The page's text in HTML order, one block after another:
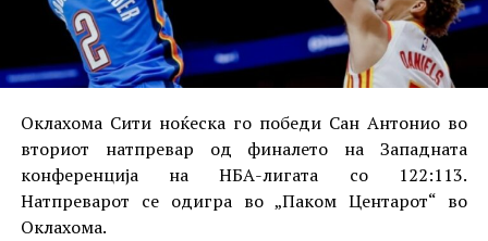
Оклахома Сити ноќеска го победи Сан Антонио во
вториот натпревар од финалето на Западната
конференција на НБА-лигата со 122:113.
Натпреварот се одигра во „Паком Центарот“ во
Оклахома.